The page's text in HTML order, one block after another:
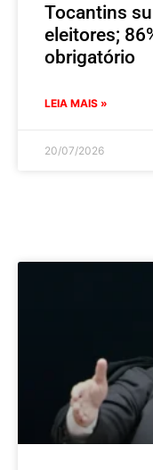
Tocantins
eleitores;
obrigatório
LEIA MAIS »
20/07/2026